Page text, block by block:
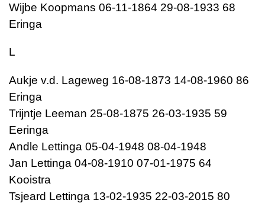
Wijbe Koopmans 06-11-1864 29-08-1933 68
Eringa
L
Aukje v.d. Lageweg 16-08-1873 14-08-1960 86
Eringa
Trijntje Leeman 25-08-1875 26-03-1935 59
Eeringa
Andle Lettinga 05-04-1948 08-04-1948
Jan Lettinga 04-08-1910 07-01-1975 64
Kooistra
Tsjeard Lettinga 13-02-1935 22-03-2015 80